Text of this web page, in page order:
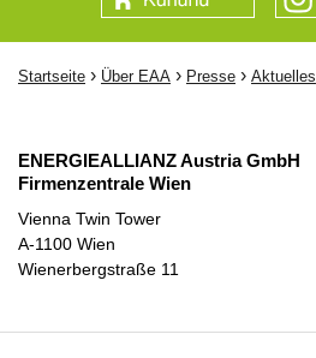
Startseite › Über EAA › Presse › Aktuelles
ENERGIEALLIANZ Austria GmbH
Firmenzentrale Wien
Vienna Twin Tower
A-1100 Wien
Wienerbergstraße 11